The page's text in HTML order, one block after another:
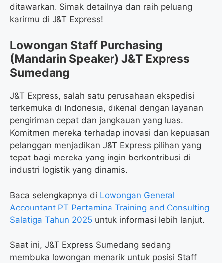
ditawarkan. Simak detailnya dan raih peluang
karirmu di J&T Express!
Lowongan Staff Purchasing
(Mandarin Speaker) J&T Express
Sumedang
J&T Express, salah satu perusahaan ekspedisi
terkemuka di Indonesia, dikenal dengan layanan
pengiriman cepat dan jangkauan yang luas.
Komitmen mereka terhadap inovasi dan kepuasan
pelanggan menjadikan J&T Express pilihan yang
tepat bagi mereka yang ingin berkontribusi di
industri logistik yang dinamis.
Baca selengkapnya di Lowongan General
Accountant PT Pertamina Training and Consulting
Salatiga Tahun 2025 untuk informasi lebih lanjut.
Saat ini, J&T Express Sumedang sedang
membuka lowongan menarik untuk posisi Staff